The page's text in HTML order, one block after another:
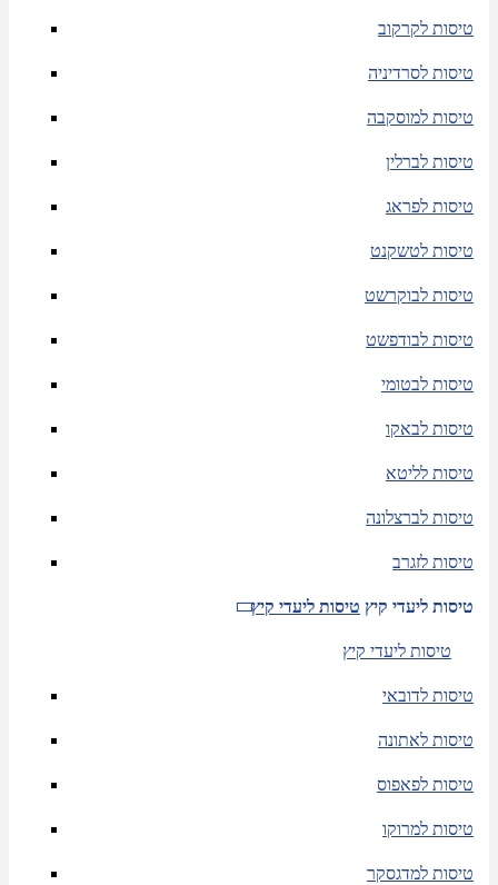
טיסות לקרקוב
טיסות לסרדיניה
טיסות למוסקבה
טיסות לברלין
טיסות לפראג
טיסות לטשקנט
טיסות לבוקרשט
טיסות לבודפשט
טיסות לבטומי
טיסות לבאקו
טיסות לליטא
טיסות לברצלונה
טיסות לזגרב
טיסות ליעדי קיץ טיסות ליעדי קיץ
טיסות ליעדי קיץ
טיסות לדובאי
טיסות לאתונה
טיסות לפאפוס
טיסות למרוקו
טיסות למדגסקר